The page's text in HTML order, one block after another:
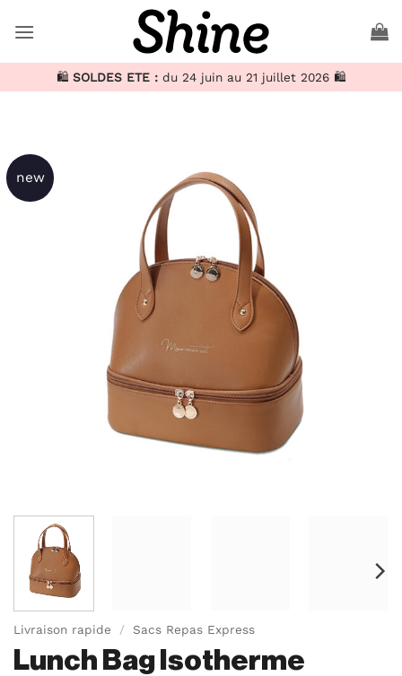
au
🛍️ SOLDES ETE : du 24 juin au 21 juillet 2026 🛍️
new
Livraison rapide / Sacs Repas Express
Lunch Bag Isotherme